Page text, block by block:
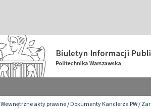
Wewnętrzne akty prawne/Dokumenty Kanclerza PW/